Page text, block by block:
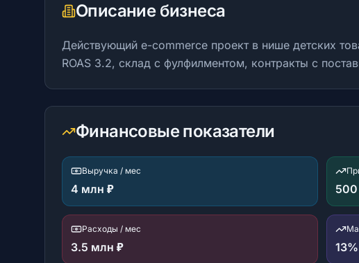
Описание бизнеса
Действующий e-commerce проект в нише детских
ROAS 3.2, склад с фулфилментом, контракты с
Финансовые показатели
Выручка / мес
4 млн ₽
Расходы / мес
3.5 млн ₽ 13%